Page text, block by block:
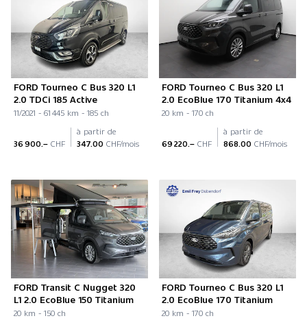
FORD Tourneo C Bus 320 L1
2.0 TDCi 185 Active
11/2021 - 61 445 km - 185 ch
36 900.– CHF
à partir de
347.00 CHF/mois
FORD Tourneo C Bus 320 L1
2.0 EcoBlue 170 Titanium 4x4
20 km - 170 ch
69 220.– CHF
à partir de
868.00 CHF/mois
FORD Transit C Nugget 320
L1 2.0 EcoBlue 150 Titanium
20 km - 150 ch
FORD Tourneo C Bus 320 L1
2.0 EcoBlue 170 Titanium
20 km - 170 ch